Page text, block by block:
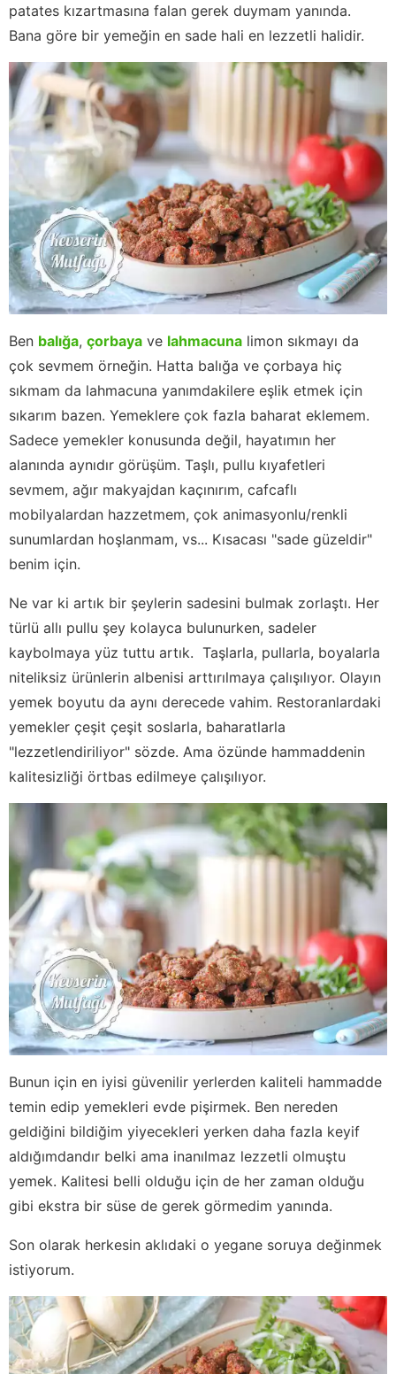
patates kızartmasına falan gerek duymam yanında.
Bana göre bir yemeğin en sade hali en lezzetli halidir.
Ben balığa, çorbaya ve lahmacuna limon sıkmayı da
çok sevmem örneğin. Hatta balığa ve çorbaya hiç
sıkmam da lahmacuna yanımdakilere eşlik etmek için
sıkarım bazen. Yemeklere çok fazla baharat eklemem.
Sadece yemekler konusunda değil, hayatımın her
alanında aynıdır görüşüm. Taşlı, pullu kıyafetleri
sevmem, ağır makyajdan kaçınırım, cafcaflı
mobilyalardan hazzetmem, çok animasyonlu/renkli
sunumlardan hoşlanmam, vs... Kısacası "sade güzeldir"
benim için.
Ne var ki artık bir şeylerin sadesini bulmak zorlaştı. Her
türlü allı pullu şey kolayca bulunurken, sadeler
kaybolmaya yüz tuttu artık. Taşlarla, pullarla, boyalarla
niteliksiz ürünlerin albenisi arttırılmaya çalışılıyor. Olayın
yemek boyutu da aynı derecede vahim. Restoranlardaki
yemekler çeşit çeşit soslarla, baharatlarla
"lezzetlendiriliyor" sözde. Ama özünde hammaddenin
kalitesizliği örtbas edilmeye çalışılıyor.
Bunun için en iyisi güvenilir yerlerden kaliteli hammadde
temin edip yemekleri evde pişirmek. Ben nereden
geldiğini bildiğim yiyecekleri yerken daha fazla keyif
aldığımdandır belki ama inanılmaz lezzetli olmuştu
yemek. Kalitesi belli olduğu için de her zaman olduğu
gibi ekstra bir süse de gerek görmedim yanında.
Son olarak herkesin aklıdaki o yegane soruya değinmek
istiyorum.